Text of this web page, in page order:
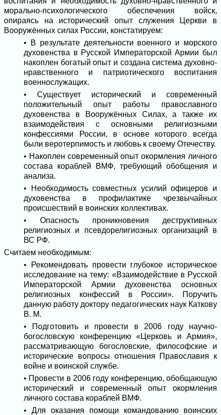
морально-психологического обеспечения войск,
опираясь на исторический опыт служения Церкви в
Вооружённых силах России, констатируем:
• В результате деятельности военного и морского
духовенства в Русской Императорской Армии был
накоплен богатый опыт и создана система духовно-
нравственного и патриотического воспитания
военнослужащих.
• Существует исторический и современный
положительный опыт работы православного
духовенства в Вооружённых Силах, а также их
взаимодействия с основными религиозными
конфессиями России, в основе которого всегда
были веротерпимость и любовь к своему Отечеству.
• Накоплен современный опыт окормления личного
состава кораблей ВМФ, требующий обобщения и
анализа.
• Необходимость совместных усилий офицеров и
духовенства в профилактике чрезвычайных
происшествий в воинских коллективах.
• Опасность проникновения деструктивных
религиозных и псевдорелигиозных организаций в
ВС РФ.
Считаем необходимым:
• Рекомендовать провести глубокое историческое
исследование на тему: «Взаимодействие в Русской
Императорской Армии духовенства основных
религиозных конфессий в России». Поручить
данную работу доктору педагогических наук Каткову
В. М.
• Подготовить и провести в 2006 году научно-
богословскую конференцию «Церковь и Армия»,
рассматривающую богословские, философские и
исторические вопросы отношения Православия к
войне и воинской службе.
• Провести в 2006 году конференцию, обобщающую
исторический и современный опыт окормления
личного состава кораблей ВМФ.
• Для оказания помощи командованию воинских